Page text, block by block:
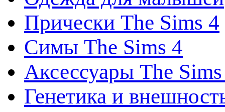
Прически The Sims 4
Симы The Sims 4
Аксессуары The
Генетика и